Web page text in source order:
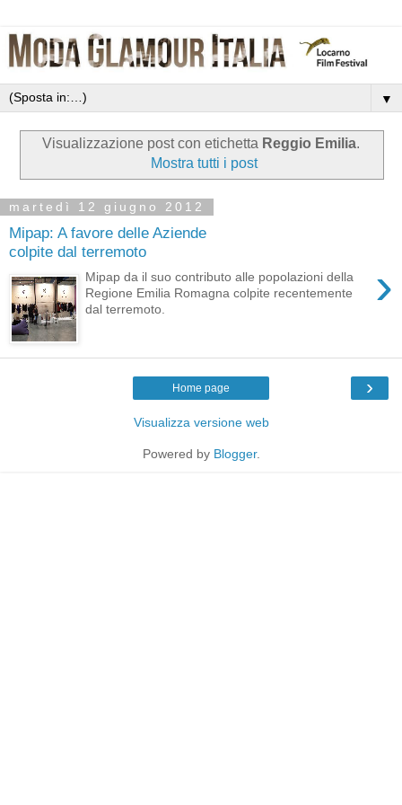
▼
Visualizzazione post con etichetta Reggio Emilia.
Mostra tutti i post
martedì 12 giugno 2012
Mipap: A favore delle Aziende
colpite dal terremoto
›
Mipap da il suo contributo alle popolazioni della
Regione Emilia Romagna colpite recentemente
dal terremoto.
›
Home page
Visualizza versione web
Powered by Blogger.